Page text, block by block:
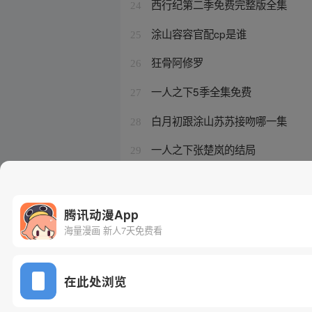
24 西行纪第二季免费完整版全集
25 涂山容容官配cp是谁
26 狂骨阿修罗
27 一人之下5季全集免费
28 白月初跟涂山苏苏接吻哪一集
29 一人之下张楚岚的结局
腾讯动漫App
海量漫画 新人7天免费看
在此处浏览